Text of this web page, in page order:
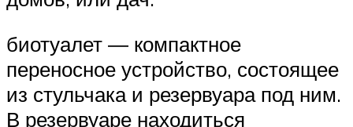
биотуалет ― компактное
переносное устройство, состоящее
из стульчака и резервуара под ним.
В резервуаре находиться